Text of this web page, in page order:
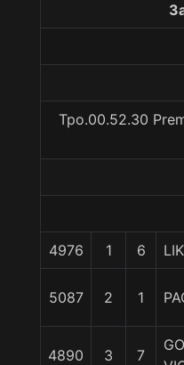
Tpo.00.52.30
4976 1 6
5087 2 1
4890 3 7